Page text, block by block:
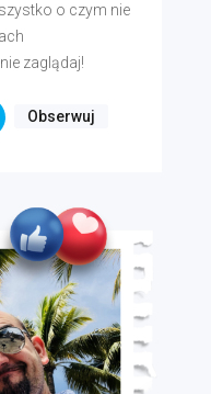
o czym nie
zaglądaj!
Obserwuj